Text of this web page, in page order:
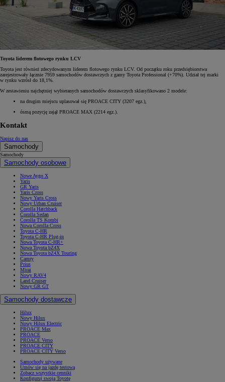
Toyota liderem flotowego rynku LCV
Toyota jest również zdecydowanym liderem flotowego rynku LCV. Od początku roku przedsiębiorstwa
zarejestrowały łącznie 7959 samochodów dostawczych z gamy Toyota Professional (+70%). Udział tej marki
w rynku wzrósł do 18,1%.
W zestawieniu najchętniej wybieranych samochodów dostawczych sklasyfikowano 2 modele:
na drugim miejscu uplasował się PROACE CITY (3207 egz.),
ósmą pozycję zajął PROACE MAX (2214 egz.).
Kontakt
Napisz do nas
Samochody
Samochody
Samochody osobowe
Nowe Aygo X
Yaris
GR Yaris
Yaris Cross
Nowy Yaris Cross
Nowy Urban Cruiser
Corolla Hatchback
Corolla Sedan
Corolla TS Kombi
Nowa Corolla Cross
Toyota C-HR
Toyota C-HR Plug-in
Nowa Toyota C-HR+
Nowa Toyota bZ4X
Nowa Toyota bZ4X Touring
Camry
Prius
Mirai
Nowy RAV4
Land Cruiser
Nowy GR GT
Samochody dostawcze
Hilux
Nowy Hilux
Nowy Hilux Electric
PROACE Max
PROACE
PROACE Verso
PROACE CITY
PROACE CITY Verso
Samochody używane
Umów się na jazdę testową
Zobacz wszystkie cenniki
Konfiguruj swoją Toyotę